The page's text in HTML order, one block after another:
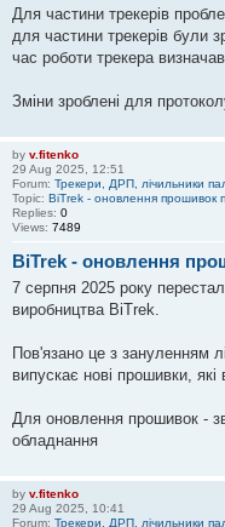
Для частини трекерів
для частини трекерів були
час роботи трекера
Зміни зроблені для
by v.fitenko
29 Aug 2025, 12:51
Forum: Трекери, ДРП, лічильники
Topic: BiTrek - оновлення прошивок
Replies: 0
Views: 7489
BiTrek - оновлення
7 серпня 2025 року
виробництва BiTrek.
Пов'язано це з зануленням
випускає нові прошивки,
Для оновлення прошивок -
обладнання
by v.fitenko
29 Aug 2025, 10:41
Forum: Трекери, ДРП, лічильники